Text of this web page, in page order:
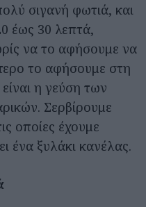
σιγανή φωτιά, και
έως 30 λεπτά,
να το αφήσουμε να
το αφήσουμε στη
η γεύση των
Σερβίρουμε
οποίες έχουμε
ένα ξυλάκι κανέλας.